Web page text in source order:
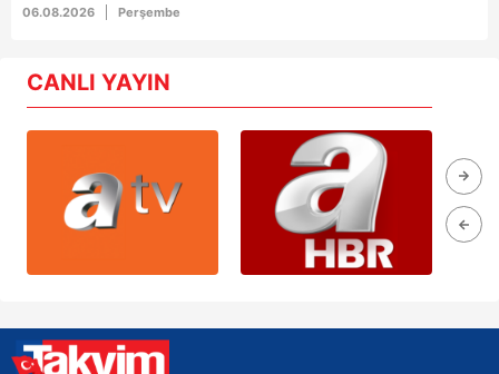
06.08.2026 Perşembe
CANLI YAYIN